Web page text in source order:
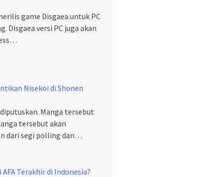
game Disgaea untuk PC
Disgaea versi PC juga akan
Nisekoi di Shonen
Manga tersebut
tersebut akan
dari segi polling dan…
AFA Terakhir di Indonesia?